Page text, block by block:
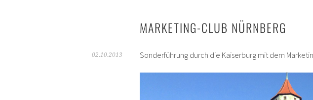
MARKETING-CLUB NÜRNBERG
02.10.2013 Sonderführung durch die Kaiserburg mit dem